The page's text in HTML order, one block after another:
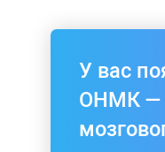
У вас
ОНМК —